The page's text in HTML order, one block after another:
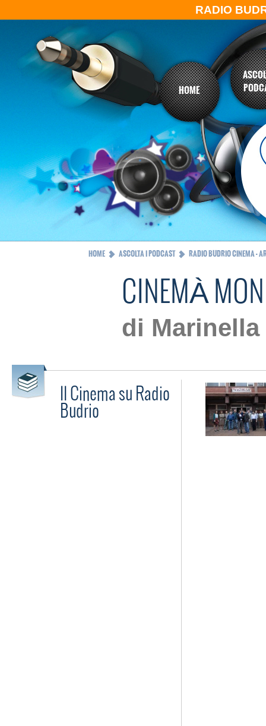
RADIO
HOME
HOME ASCOLTA I PODCAST RADIO BUDRIO CINEMA -
CINEMÀ
di Marinella
Il Cinema su Radio
Budrio